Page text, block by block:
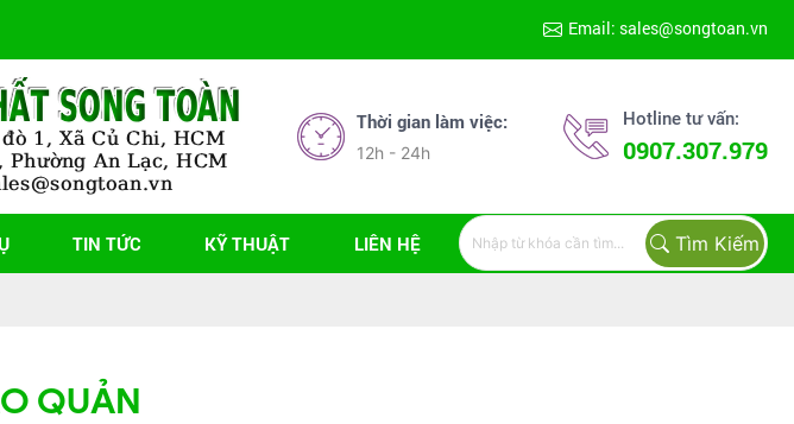
Email: sales@songtoan.vn
Thời gian làm việc:
12h - 24h
Hotline tư vấn:
0907.307.979
TIN TỨC KỸ THUẬT LIÊN HỆ Tìm Kiếm
QUẢN